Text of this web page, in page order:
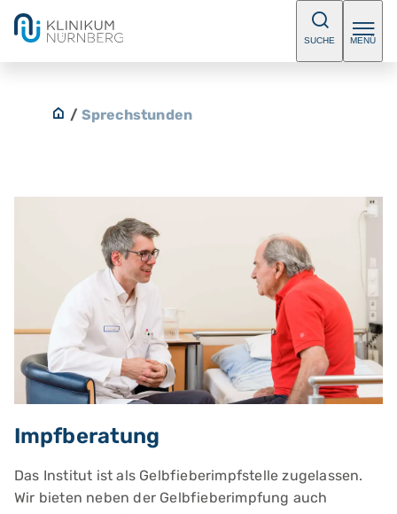
SUCHE MENÜ
/ Sprechstunden
Impfberatung
Das Institut ist als Gelbfieberimpfstelle zugelassen.
Wir bieten neben der Gelbfieberimpfung auch